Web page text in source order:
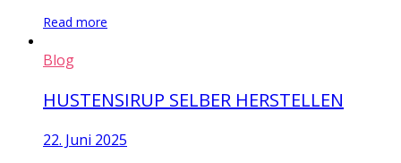
Read more
Blog
HUSTENSIRUP SELBER HERSTELLEN
22. Juni 2025